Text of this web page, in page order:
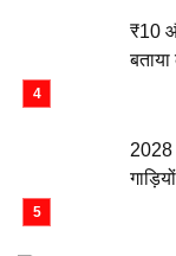
₹10
2028